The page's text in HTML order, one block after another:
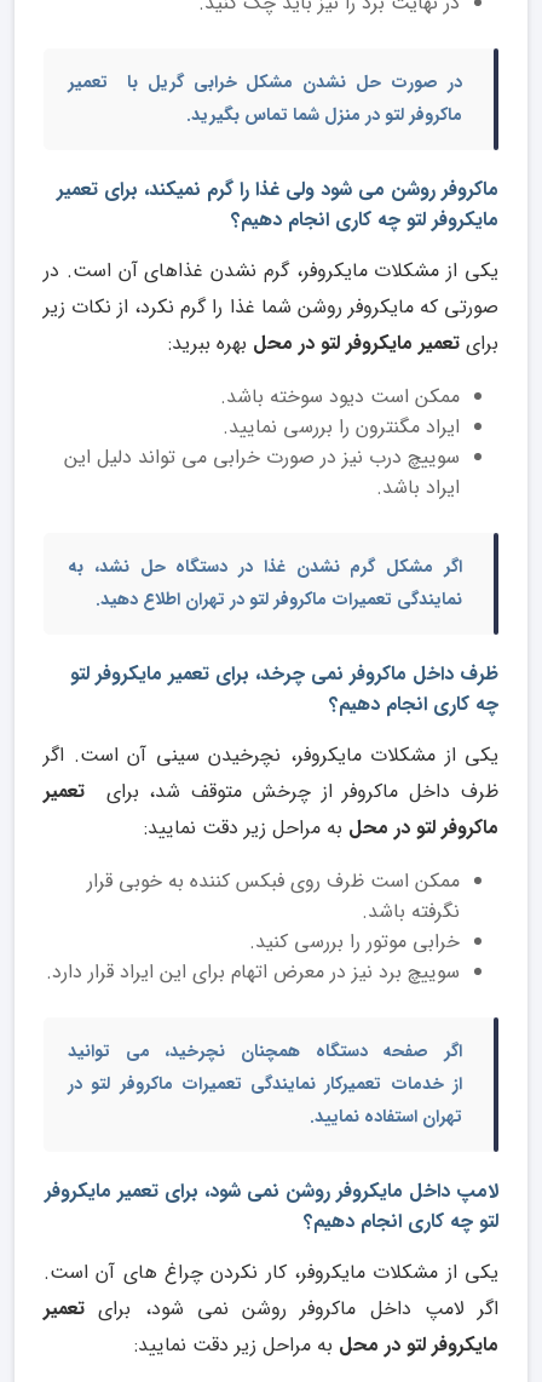
در صورت حل نشدن مشکل خرابی گریل با تعمیر
ماکروفر لتو در منزل شما تماس بگیرید.
ماکروفر روشن می شود ولی غذا را گرم نمیکند، برای تعمیر
مایکروفر لتو چه کاری انجام دهیم؟
یکی از مشکلات مایکروفر، گرم نشدن غذاهای آن است. در
صورتی که مایکروفر روشن شما غذا را گرم نکرد، از نکات زیر
برای تعمیر مایکروفر لتو در محل بهره ببرید:
ممکن است دیود سوخته باشد.
ایراد مگنترون را بررسی نمایید.
سوییچ درب نیز در صورت خرابی می تواند دلیل این
ایراد باشد.
اگر مشکل گرم نشدن غذا در دستگاه حل نشد، به
نمایندگی تعمیرات ماکروفر لتو در تهران اطلاع دهید.
ظرف داخل ماکروفر نمی چرخد، برای تعمیر مایکروفر لتو
چه کاری انجام دهیم؟
یکی از مشکلات مایکروفر، نچرخیدن سینی آن است. اگر
ظرف داخل ماکروفر از چرخش متوقف شد، برای
تعمیر
ماکروفر لتو در محل به مراحل زیر دقت نمایید:
ممکن است ظرف روی فبکس کننده به خوبی قرار
نگرفته باشد.
خرابی موتور را بررسی کنید.
سوییچ برد نیز در معرض اتهام برای این ایراد قرار دارد.
اگر صفحه دستگاه همچنان نچرخید، می توانید
ازخدمات تعمیرکار نمایندگی تعمیرات ماکروفر لتو در
تهران استفاده نمایید.
لامپ داخل مایکروفر روشن نمی شود، برای تعمیر مایکروفر
لتو چه کاری انجام دهیم؟
یکی از مشکلات مایکروفر، کار نکردن چراغ های آن است.
اگر لامپ داخل ماکروفر روشن نمی شود، برایتعمیر
مایکروفر لتو در محل به مراحل زیر دقت نمایید: